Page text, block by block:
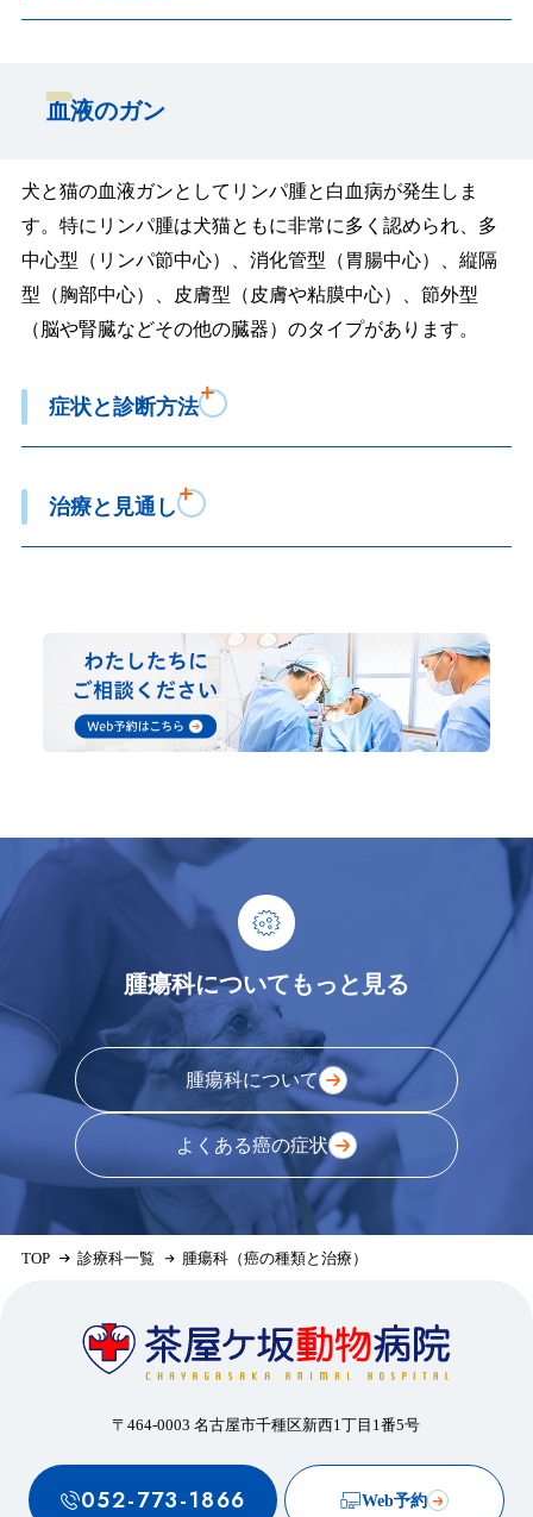
血液のガン
犬と猫の血液ガンとしてリンパ腫と白血病が発生しま
す。特にリンパ腫は犬猫ともに非常に多く認められ、多
中心型（リンパ節中心）、消化管型（胃腸中心）、縦隔
型（胸部中心）、皮膚型（皮膚や粘膜中心）、節外型
（脳や腎臓などその他の臓器）のタイプがあります。
症状と診断方法
治療と見通し
腫瘍科についてもっと見る
腫瘍科について
よくある癌の症状
TOP 診療科一覧 腫瘍科（癌の種類と治療）
〒464-0003 名古屋市千種区新西1丁目1番5号
052-773-1866 Web予約